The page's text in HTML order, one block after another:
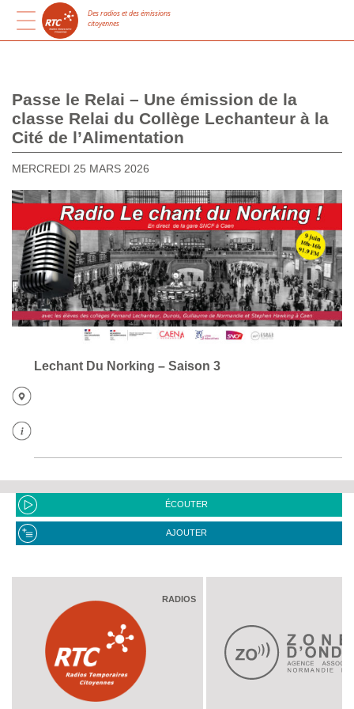
Des radios et des émissions
citoyennes
Passe le Relai – Une émission de la
classe Relai du Collège Lechanteur à la
Cité de l’Alimentation
MERCREDI 25 MARS 2026
Lechant Du Norking – Saison 3
ÉCOUTER
AJOUTER
RADIOS